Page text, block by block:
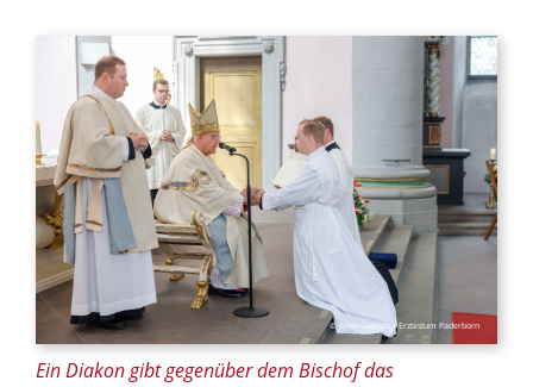
© Friso Gentsch / Erzbistum Paderborn
Ein Diakon gibt gegenüber dem Bischof das